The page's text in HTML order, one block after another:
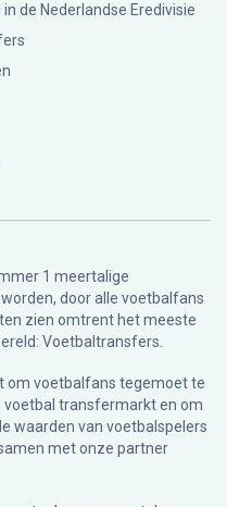
de Nederlandse Eredivisie
1 meertalige
door alle voetbalfans
zien omtrent het meeste
Voetbaltransfers.
om voetbalfans tegemoet te
voetbal transfermarkt en om
waarden van voetbalspelers
met onze partner